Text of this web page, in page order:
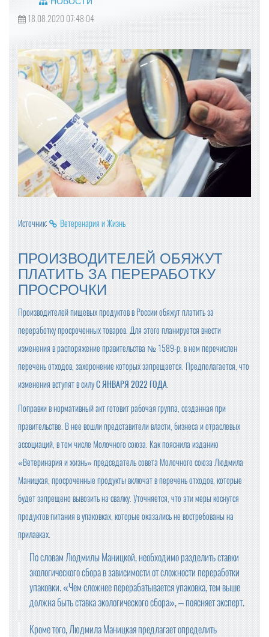
18.08.2020 07:48:04
Источник: Ветеренария и Жизнь
ПРОИЗВОДИТЕЛЕЙ ОБЯЖУТ
ПЛАТИТЬ ЗА ПЕРЕРАБОТКУ
ПРОСРОЧКИ
Производителей пищевых продуктов в России обяжут платить за
переработку просроченных товаров. Для этого планируется внести
изменения в распоряжение правительства № 1589-р, в нем перечислен
перечень отходов, захоронение которых запрещается. Предполагается, что
изменения вступят в силуС ЯНВАРЯ 2022 ГОДА.
Поправки в нормативный акт готовит рабочая группа, созданная при
правительстве. В нее вошли представители власти, бизнеса и отраслевых
ассоциаций, в том числе Молочного союза. Как пояснила изданию
«Ветеринария и жизнь» председатель совета Молочного союза Людмила
Маницкая, просроченные продукты включат в перечень отходов, которые
будет запрещено вывозить на свалку. Уточняется, что эти меры коснутся
продуктов питания в упаковках, которые оказались не востребованы на
прилавках.
По словам Людмилы Маницкой, необходимо разделить ставки
экологического сбора в зависимости от сложности переработки
упаковки. «Чем сложнее перерабатывается упаковка, тем выше
должна быть ставка экологического сбора», – поясняет эксперт.
Кроме того, Людмила Маницкая предлагает определить